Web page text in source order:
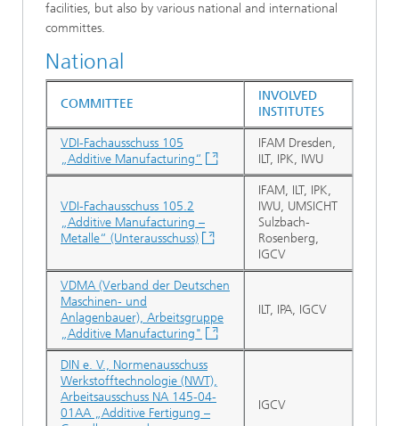
facilities, but also by various national and international
committes.
National
COMMITTEE
INVOLVED
INSTITUTES
VDI-Fachausschuss 105
„Additive Manufacturing“
IFAM Dresden,
ILT, IPK, IWU
VDI-Fachausschuss 105.2
„Additive Manufacturing –
Metalle“ (Unterausschuss)
IFAM, ILT, IPK,
IWU, UMSICHT
Sulzbach-
Rosenberg,
IGCV
VDMA (Verband der Deutschen
Maschinen- und
Anlagenbauer), Arbeitsgruppe
„Additive Manufacturing"
ILT, IPA, IGCV
DIN e. V., Normenausschuss
Werkstofftechnologie (NWT),
Arbeitsausschuss NA 145-04-
01AA „Additive Fertigung –
IGCV